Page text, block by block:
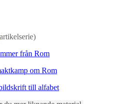
från Rom
om Rom
till alfabet